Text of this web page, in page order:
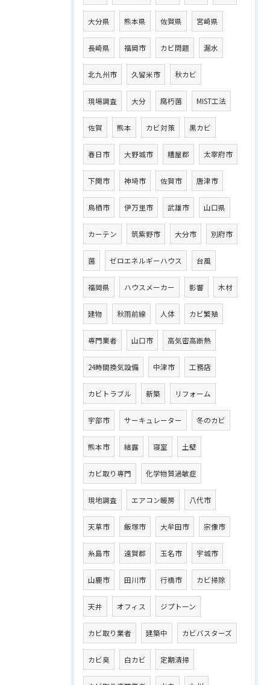
大分県 熊本県 佐賀県 宮崎県
長崎県 福岡市 カビ問題 漏水
北九州市 久留米市 秋カビ
現場調査 大分 腐朽菌 MIST工法
佐賀 熊本 カビ対策 黒カビ
春日市 大野城市 糟屋郡 太宰府市
下関市 神埼市 佐賀市 唐津市
鳥栖市 伊万里市 武雄市 山口県
カーテン 筑紫野市 大分市 別府市
菌 ゼロエネルギーハウス 台風
福岡県 ハウスメーカー 影響 木材
建物 秋雨前線 人体 カビ繁殖
専門業者 山口市 高気密高断熱
24時間換気設備 中津市 工務店
カビトラブル 新築 リフォーム
宇部市 サーキュレーター 冬のカビ
熊本市 結露 寝室 土壁
カビ取り専門 化学物質過敏症
現地調査 エアコン暖房 八代市
天草市 飯塚市 大牟田市 宗像市
糸島市 遠賀郡 玉名市 宇城市
山鹿市 田川市 行橋市 カビ掃除
天井 オフィス ジプトーン
カビ取り業者 建築中 カビバスターズ
カビ臭 白カビ 定期清掃